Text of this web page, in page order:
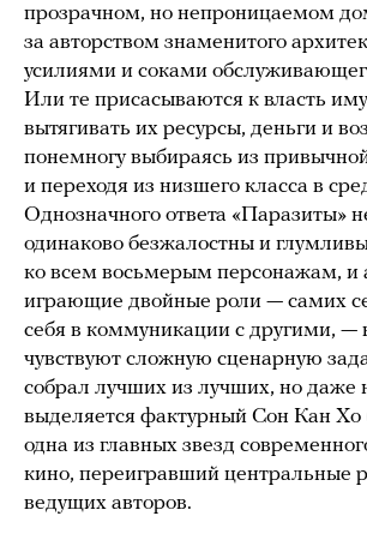
прозрачном, но непроницаемом
за авторством знаменитого
усилиями и соками
Или те присасываются к власть
вытягивать их ресурсы, деньги и
понемногу выбираясь из
и переходя из низшего класса в
Однозначного ответа «Паразиты»
одинаково безжалостны и
ко всем восьмерым персонажам, и
играющие двойные роли — самих
себя в коммуникации с другими, —
чувствуют сложную сценарную
собрал лучших из лучших, но даже
выделяется фактурный Сон Кан Хо
одна из главных звезд
кино, переигравший центральные
ведущих авторов.